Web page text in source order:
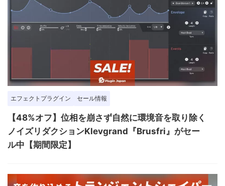
エフェクトプラグイン セール情報
【48%オフ】位相を崩さず自然に環境音を取り除く
ノイズリダクションKlevgrand『Brusfri』がセー
ル中【期間限定】